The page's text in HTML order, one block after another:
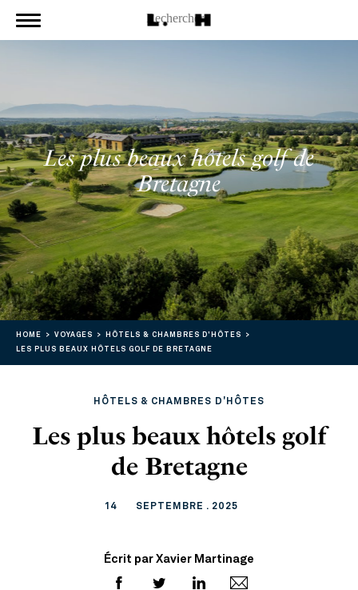
Les plus beaux hôtels golf de
Bretagne
HOME VOYAGES
HÔTELS & CHAMBRES D'HÔTES
LES PLUS BEAUX HÔTELS GOLF DE BRETAGNE
HÔTELS & CHAMBRES D'HÔTES
Les plus beaux hôtels golf
de Bretagne
14 SEPTEMBRE . 2025
Écrit par Xavier Martinage